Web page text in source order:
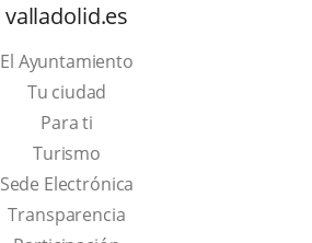
valladolid.es
El Ayuntamiento
Tu ciudad
Para ti
TurismoThis
link
will
Sede Electrónica
Transparencia